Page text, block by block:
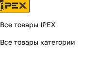
Все товары IPEX
Все товары категории